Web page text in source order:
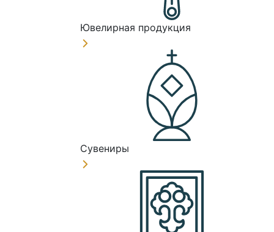
Ювелирная продукция
Сувениры